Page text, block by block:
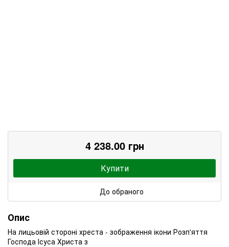
4 238.00 грн
Купити
До обраного
Опис
На лицьовій стороні хреста - зображення ікони Розп'яття
Господа Ісуса Христа з